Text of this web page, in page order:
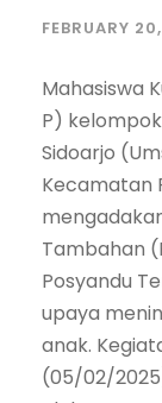
FEBRUARY
Mahasiswa
P)
Sidoarjo
Kecamatan
Tambahan
Posyandu
upaya
anak.
(05/02/